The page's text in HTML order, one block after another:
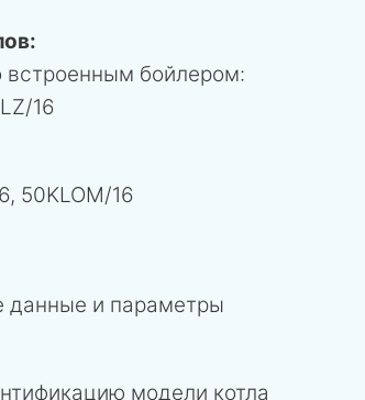
бойлером:
16
50KLOM/16
данные и параметры
модели котла